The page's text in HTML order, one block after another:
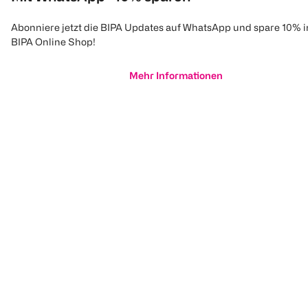
Abonniere jetzt die BIPA Updates auf WhatsApp und spare 10%
BIPA Online Shop!
Mehr Informationen